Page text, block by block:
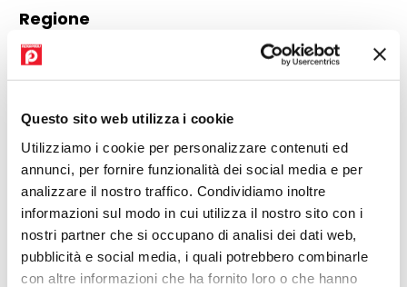
Questo sito web utilizza i cookie
Utilizziamo i cookie per personalizzare contenuti ed
annunci, per fornire funzionalità dei social media e per
analizzare il nostro traffico. Condividiamo inoltre
informazioni sul modo in cui utilizza il nostro sito con i
nostri partner che si occupano di analisi dei dati web,
pubblicità e social media, i quali potrebbero combinarle
con altre informazioni che ha fornito loro o che hanno
Regione
UMBRIA
PERUGIA
Bastia Umbra
Castiglione Del Lago
Citta' Della Pieve
Foligno
Spoleto